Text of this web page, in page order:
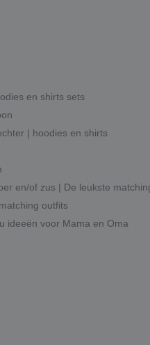
en shirts sets
| hoodies en shirts
en/of zus | De leukste
outfits
ideeën voor Mama en Oma